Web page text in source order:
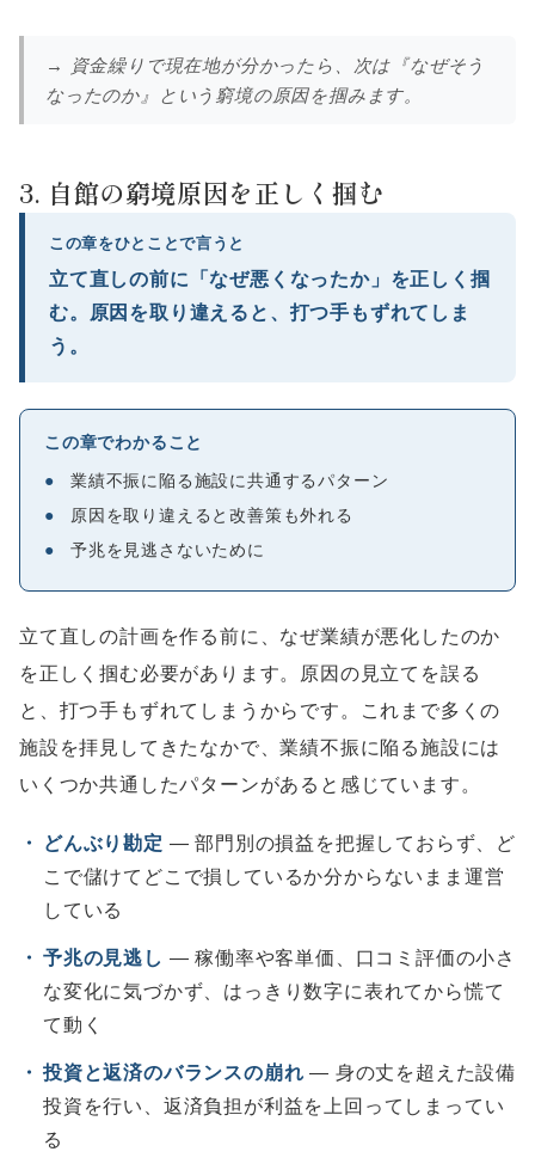
→ 資金繰りで現在地が分かったら、次は『なぜそう
なったのか』という窮境の原因を掴みます。
3. 自館の窮境原因を正しく掴む
この章をひとことで言うと
立て直しの前に「なぜ悪くなったか」を正しく掴
む。原因を取り違えると、打つ手もずれてしま
う。
この章でわかること
●
業績不振に陥る施設に共通するパターン
●
原因を取り違えると改善策も外れる
●
予兆を見逃さないために
立て直しの計画を作る前に、なぜ業績が悪化したのか
を正しく掴む必要があります。原因の見立てを誤る
と、打つ手もずれてしまうからです。これまで多くの
施設を拝見してきたなかで、業績不振に陥る施設には
いくつか共通したパターンがあると感じています。
・ どんぶり勘定 ― 部門別の損益を把握しておらず、ど
こで儲けてどこで損しているか分からないまま運営
している
・ 予兆の見逃し ― 稼働率や客単価、口コミ評価の小さ
な変化に気づかず、はっきり数字に表れてから慌て
て動く
・ 投資と返済のバランスの崩れ ― 身の丈を超えた設備
投資を行い、返済負担が利益を上回ってしまってい
る